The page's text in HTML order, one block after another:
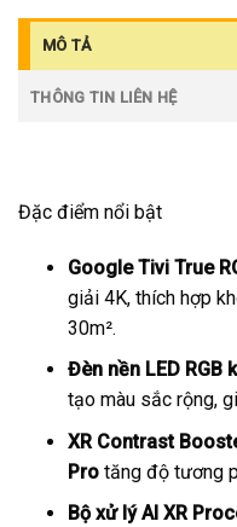
MÔ TẢ
THÔNG TIN LIÊN HỆ
Đặc điểm nổi bật
Google Tivi True
giải 4K, thích hợp
30m².
Đèn nền LED RGB
tạo màu sắc rộng,
XR Contrast
Protăng độ tương
Bộ xử lý AI XR